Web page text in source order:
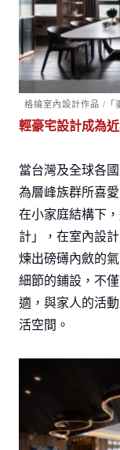
格綸室內設計作品 /「
輕豪宅設計成為
當台灣及全球各
為層峰族群所喜
在小家庭結構下
計」，在室內設
煉出磅礡內斂的
細節的鋪設，不
適，與家人的活
活空間。